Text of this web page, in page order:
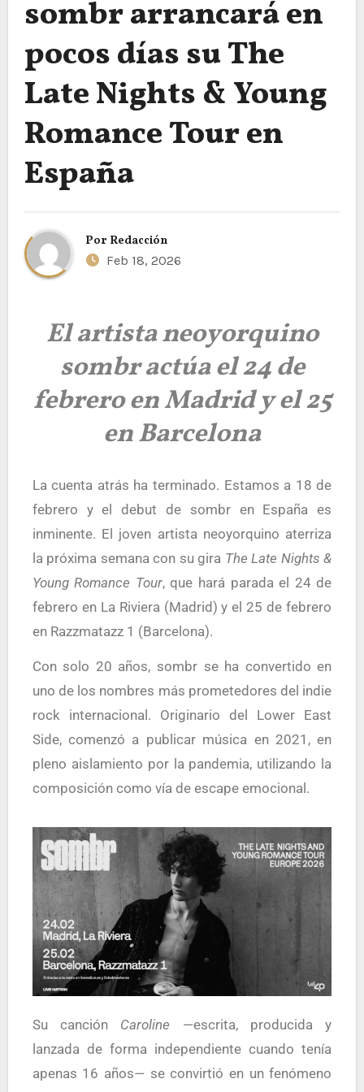
sombr arrancará en
pocos días su The
Late Nights & Young
Romance Tour en
España
Por Redacción
Feb 18, 2026
El artista neoyorquino
sombr actúa el 24 de
febrero en Madrid y el 25
en Barcelona
La cuenta atrás ha terminado. Estamos a 18 de
febrero y el debut de sombr en España es
inminente. El joven artista neoyorquino aterriza
la próxima semana con su gira The Late Nights &
Young Romance Tour, que hará parada el 24 de
febrero en La Riviera (Madrid) y el 25 de febrero
en Razzmatazz 1 (Barcelona).
Con solo 20 años, sombr se ha convertido en
uno de los nombres más prometedores del indie
rock internacional. Originario del Lower East
Side, comenzó a publicar música en 2021, en
pleno aislamiento por la pandemia, utilizando la
composición como vía de escape emocional.
Su canción Caroline —escrita, producida y
lanzada de forma independiente cuando tenía
apenas 16 años— se convirtió en un fenómeno